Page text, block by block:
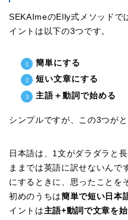
SEKAImeのElly式メソッドで
イントは以下の3つです。
簡単にする
短い文章にする
主語＋動詞で始める
シンプルですが、この3つが
日本語は、1文がダラダラと
ままでは英語に訳せないんで
にするときに、思ったことを
初めのうちは簡単で短い日本
イントは主語+動詞で文章を